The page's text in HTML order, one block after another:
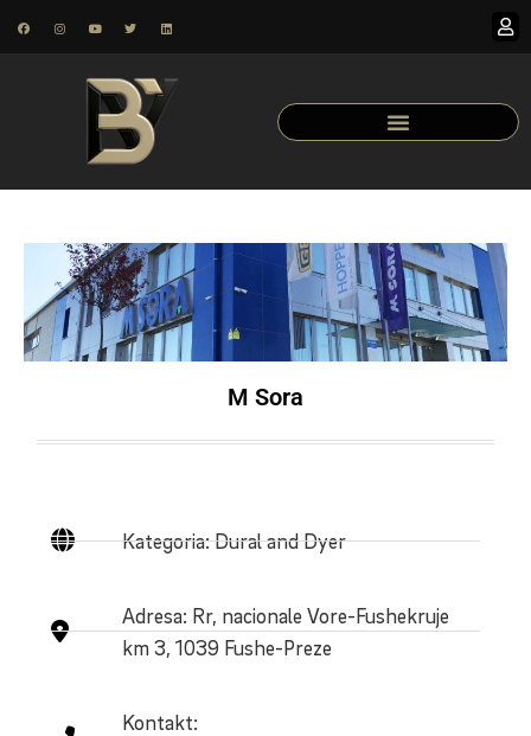
M Sora
Kategoria: Dural and Dyer
Adresa: Rr, nacionale Vore-Fushekruje
km 3, 1039 Fushe-Preze
Kontakt: